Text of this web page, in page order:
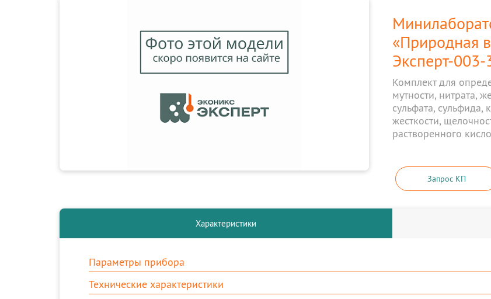
«Природная
Эксперт-
Комплект для
мутности, нитрата,
сульфата,
жесткости,
растворенного
Запрос КП
Характеристики
Параметры прибора
Технические характеристики